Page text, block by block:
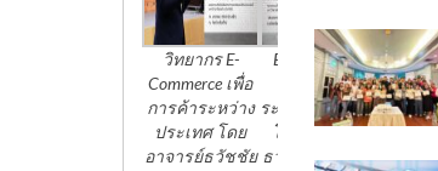
วิทยากร E-
Commerce เพื่อ
การค้าระหว่าง
ประเทศ โดย
อาจารย์ธวัชชัย
E- Commerce
เพื่อการค้า
ระหว่างประเทศ
โดย อาจารย์
ธวัชชัย สุขสีดา
การข
การค้า
ประ